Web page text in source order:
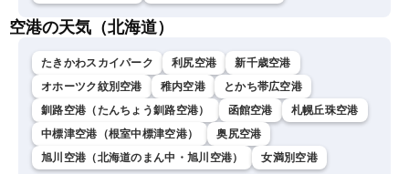
空港の天気（北海道）
たきかわスカイパーク 利尻空港
新千歳空港
オホーツク紋別空港
稚内空港
とかち帯広空港
釧路空港（たんちょう釧路空港）
函館空港
札幌丘珠空港
中標津空港（根室中標津空港）
奥尻空港
旭川空港（北海道のまん中・旭川空港）
女満別空港